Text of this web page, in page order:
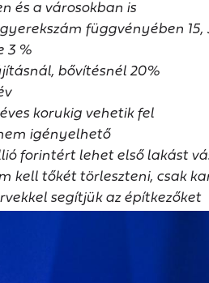
és a városokban is
függvényében
3 %
bővítésnél 20%
korukig vehetik fel
igényelhető
forintért lehet első lakást
kell tőkét törleszteni, csak
segítjük az építkezőket